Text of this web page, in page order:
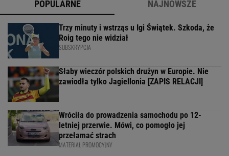
POPULARNE NAJNOWSZE
Trzy minuty i wstrząs u Igi Świątek. Szkoda, że
Roig tego nie widział
SUBSKRYPCJA
Słaby wieczór polskich drużyn w Europie. Nie
zawiodła tylko Jagiellonia [ZAPIS RELACJI]
Wróciła do prowadzenia samochodu po 12-
letniej przerwie. Mówi, co pomogło jej
przełamać strach
MATERIAŁ PROMOCYJNY